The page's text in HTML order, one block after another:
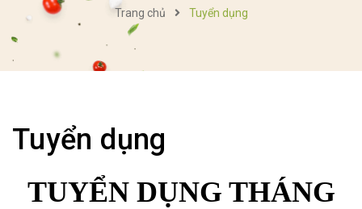
Trang chủ Tuyển dụng
Tuyển dụng
TUYỂN DỤNG THÁNG